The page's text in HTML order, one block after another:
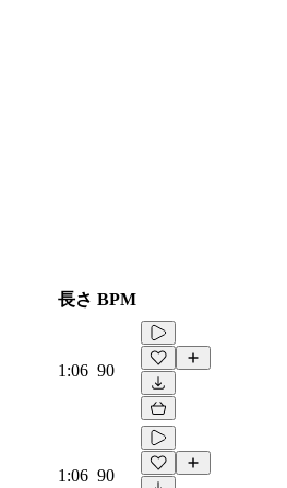
長さ BPM
1:06 90
1:06 90